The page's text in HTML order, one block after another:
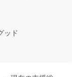
いプ
ッド